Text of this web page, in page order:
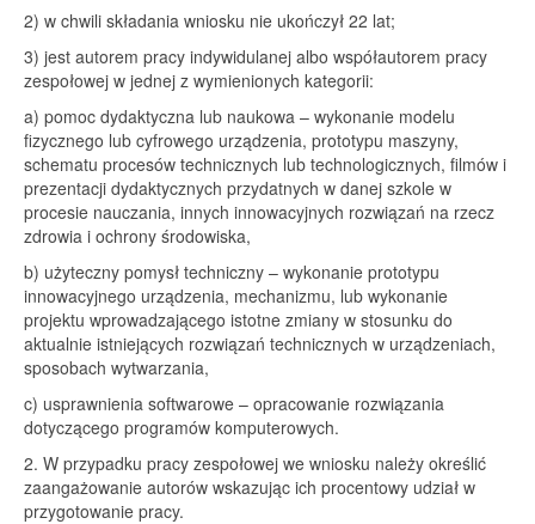
2) w chwili składania wniosku nie ukończył 22 lat;
3) jest autorem pracy indywidulanej albo współautorem pracy
zespołowej w jednej z wymienionych kategorii:
a) pomoc dydaktyczna lub naukowa – wykonanie modelu
fizycznego lub cyfrowego urządzenia, prototypu maszyny,
schematu procesów technicznych lub technologicznych, filmów i
prezentacji dydaktycznych przydatnych w danej szkole w
procesie nauczania, innych innowacyjnych rozwiązań na rzecz
zdrowia i ochrony środowiska,
b) użyteczny pomysł techniczny – wykonanie prototypu
innowacyjnego urządzenia, mechanizmu, lub wykonanie
projektu wprowadzającego istotne zmiany w stosunku do
aktualnie istniejących rozwiązań technicznych w urządzeniach,
sposobach wytwarzania,
c) usprawnienia softwarowe – opracowanie rozwiązania
dotyczącego programów komputerowych.
2. W przypadku pracy zespołowej we wniosku należy określić
zaangażowanie autorów wskazując ich procentowy udział w
przygotowanie pracy.